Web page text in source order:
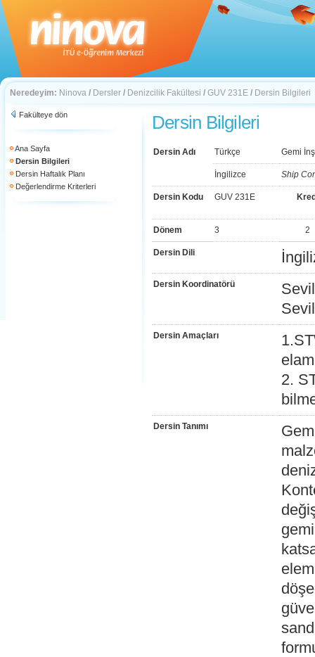
Neredeyim: Ninova / Dersler / Denizcilik Fakültesi / GUV 231E / Dersin Bilgileri
Fakülteye dön
Ana Sayfa
Dersin Bilgileri
Dersin Haftalık Planı
Değerlendirme Kriterleri
Dersin Bilgileri
Dersin Adı Türkçe Gemi
İngilizce Ship
Dersin Kodu GUV 231E
Dönem 3 2
Dersin Dili
Dersin Koordinatörü
Dersin Amaçları
2.
Dersin Tanımı